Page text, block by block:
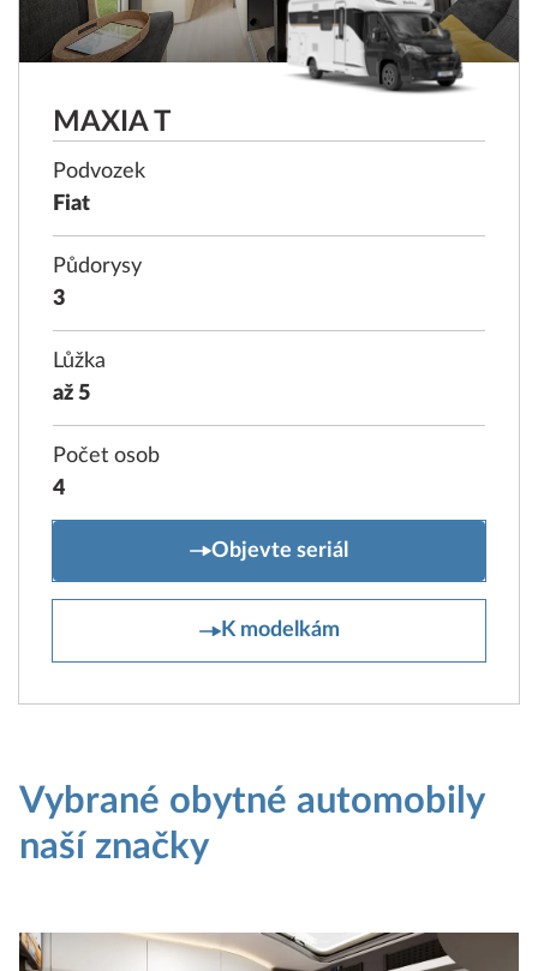
MAXIA T
Podvozek
Fiat
Půdorysy
3
Lůžka
až 5
Počet osob
4
MAXIA T
Objevte seriál
K modelkám
MAXIA T
Vybrané obytné automobily
naší značky